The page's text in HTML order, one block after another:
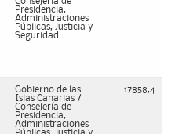
Presidencia,
Administraciones
Públicas, Justicia y
Seguridad
Gobierno de las
Islas Canarias /
Consejería de
Presidencia,
Administraciones
17858,4